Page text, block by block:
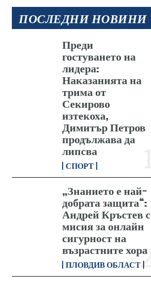
ПОСЛЕДНИ НОВИНИ
Преди
гостуването на
лидера:
Наказанията на
трима от
Секирово
изтекоха,
Димитър Петров
продължава да
липсва
СПОРТ
„Знанието е най-
добрата защита“:
Андрей Кръстев с
мисия за онлайн
сигурност на
възрастните хора
ПЛОВДИВ ОБЛАСТ